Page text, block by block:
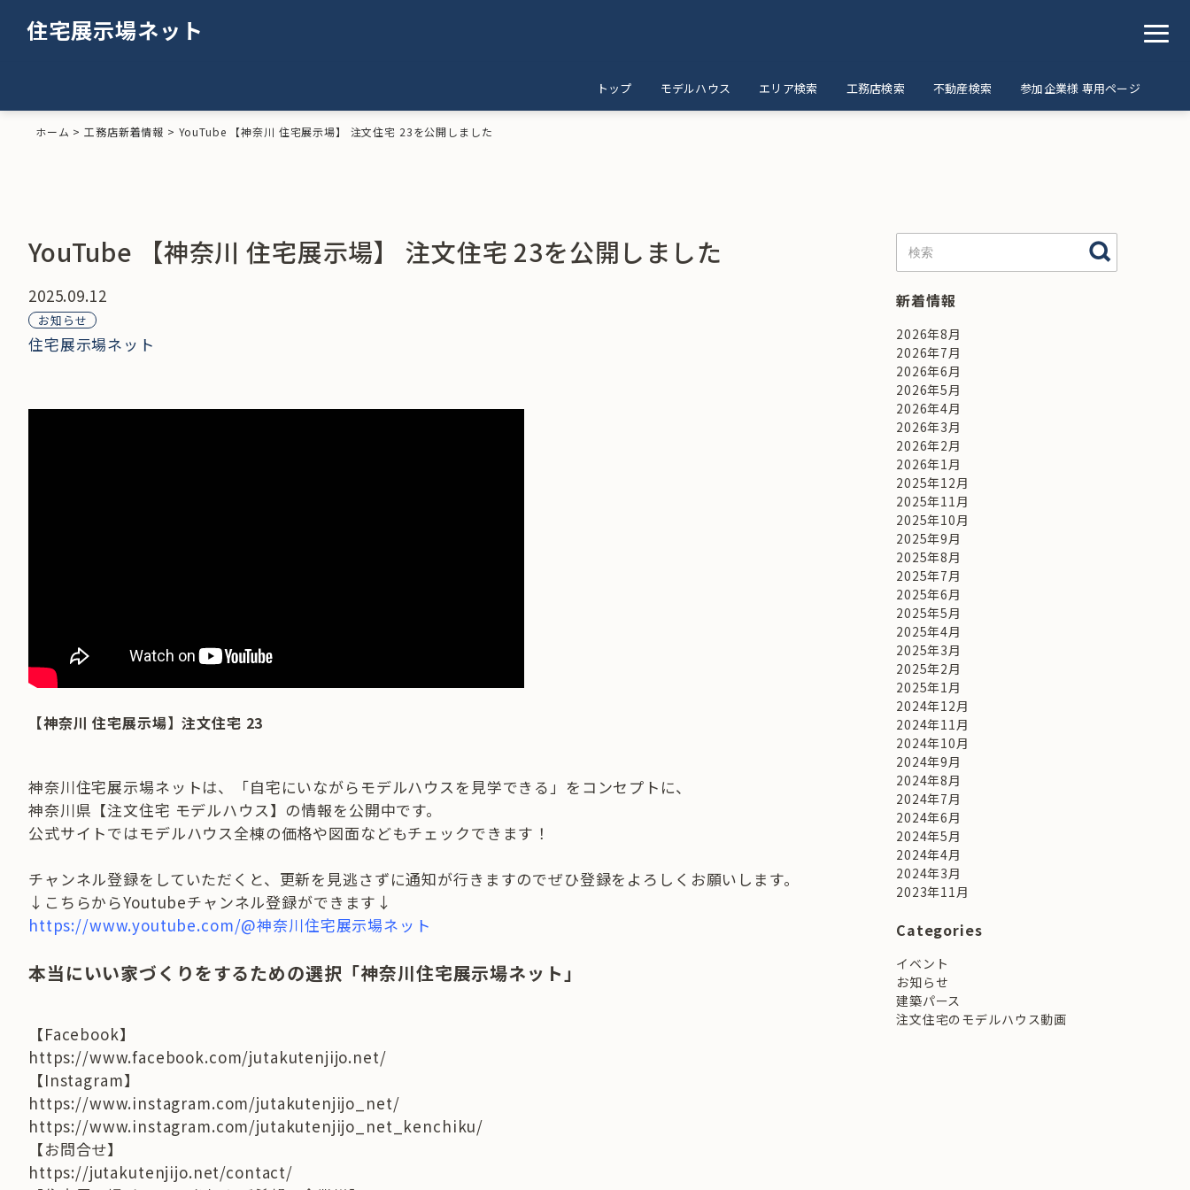
住宅展示場ネット
トップ モデルハウス エリア検索 工務店検索 不動産検索 参加企業様 専用ページ
ホーム >工務店新着情報 > YouTube 【神奈川 住宅展示場】 注文住宅 23を公開しました
YouTube 【神奈川 住宅展示場】 注文住宅 23を公開しました
2025.09.12
お知らせ
住宅展示場ネット
【神奈川 住宅展示場】注文住宅 23
神奈川住宅展示場ネットは、「自宅にいながらモデルハウスを見学できる」をコンセプトに、
神奈川県【注文住宅 モデルハウス】の情報を公開中です。
公式サイトではモデルハウス全棟の価格や図面などもチェックできます！
チャンネル登録をしていただくと、更新を見逃さずに通知が行きますのでぜひ登録をよろしくお願いします。
↓こちらからYoutubeチャンネル登録ができます↓
https://www.youtube.com/@神奈川住宅展示場ネット
本当にいい家づくりをするための選択「神奈川住宅展示場ネット」
【Facebook】
https://www.facebook.com/jutakutenjijo.net/
【Instagram】
https://www.instagram.com/jutakutenjijo_net/
https://www.instagram.com/jutakutenjijo_net_kenchiku/
【お問合せ】
https://jutakutenjijo.net/contact/
新着情報
2026年8月
2026年7月
2026年6月
2026年5月
2026年4月
2026年3月
2026年2月
2026年1月
2025年12月
2025年11月
2025年10月
2025年9月
2025年8月
2025年7月
2025年6月
2025年5月
2025年4月
2025年3月
2025年2月
2025年1月
2024年12月
2024年11月
2024年10月
2024年9月
2024年8月
2024年7月
2024年6月
2024年5月
2024年4月
2024年3月
2023年11月
Categories
イベント
お知らせ
建築パース
注文住宅のモデルハウス動画